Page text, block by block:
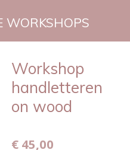
WORKSHOPS
Workshop
handletteren
on wood
€ 45,00